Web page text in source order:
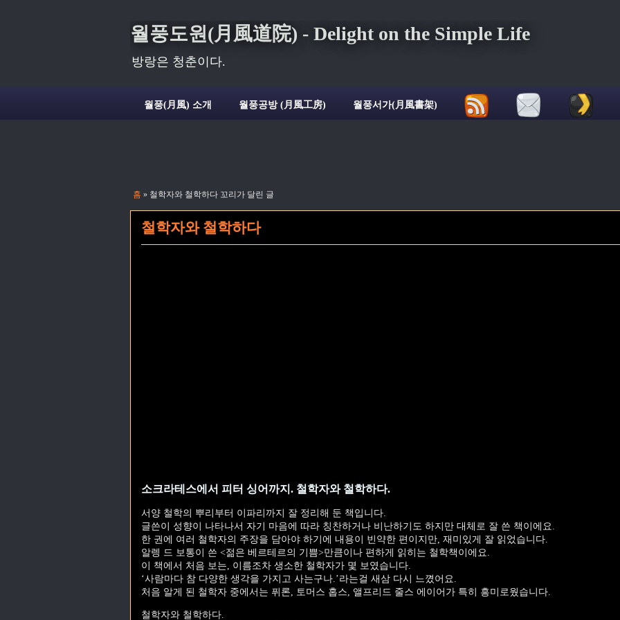
월풍도원(月風道院) - Delight on the Simple Life
방랑은 청춘이다.
월풍(月風) 소개 월풍공방 (月風工房) 월풍서가(月風書架)
홈 » 철학자와 철학하다 꼬리가 달린 글
철학자와 철학하다
소크라테스에서 피터 싱어까지. 철학자와 철학하다.
서양 철학의 뿌리부터 이파리까지 잘 정리해 둔 책입니다.
글쓴이 성향이 나타나서 자기 마음에 따라 칭찬하거나 비난하기도 하지만 대체로 잘 쓴 책이에요.
한 권에 여러 철학자의 주장을 담아야 하기에 내용이 빈약한 편이지만, 재미있게 잘 읽었습니다.
알렝 드 보통이 쓴 <젊은 베르테르의 기쁨>만큼이나 편하게 읽히는 철학책이에요.
이 책에서 처음 보는, 이름조차 생소한 철학자가 몇 보였습니다.
‘사람마다 참 다양한 생각을 가지고 사는구나.’라는걸 새삼 다시 느꼈어요.
처음 알게 된 철학자 중에서는 퓌론, 토머스 홉스, 앨프리드 줄스 에이어가 특히 흥미로웠습니다.
철학자와 철학하다.